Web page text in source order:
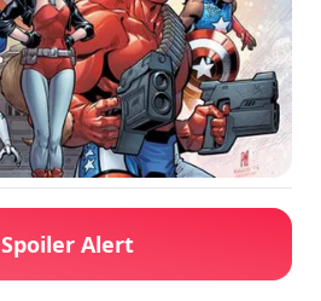
Spoiler Alert